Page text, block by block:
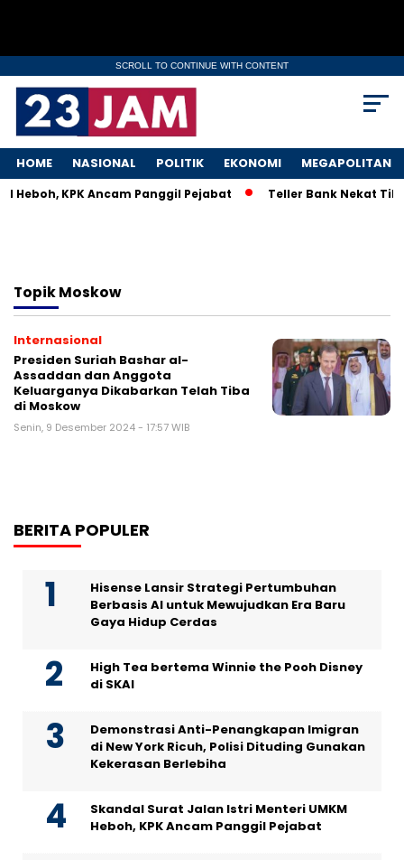
SCROLL TO CONTINUE WITH CONTENT
HOME NASIONAL POLITIK EKONOMI MEGAPOLITAN
KPK Ancam Panggil Pejabat Teller Bank Nekat
TopikMoskow
Internasional
Presiden Suriah Bashar al-
Assaddan dan Anggota
Keluarganya Dikabarkan Telah Tiba
di Moskow
Senin, 9 Desember 2024 - 17:57 WIB
BERITA POPULER
Hisense Lansir Strategi Pertumbuhan
Berbasis AI untuk Mewujudkan Era Baru
Gaya Hidup Cerdas
High Tea bertema Winnie the Pooh Disney
di SKAI
Demonstrasi Anti-Penangkapan Imigran
di New York Ricuh, Polisi Dituding Gunakan
Kekerasan Berlebiha
Skandal Surat Jalan Istri Menteri UMKM
Heboh, KPK Ancam Panggil Pejabat